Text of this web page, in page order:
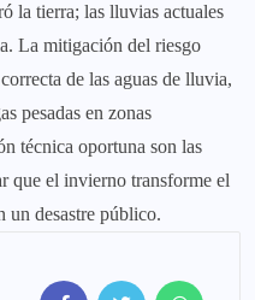
la tierra; las lluvias actuales
La mitigación del riesgo
de las aguas de lluvia,
pesadas en zonas
técnica oportuna son las
que el invierno transforme el
un desastre público.